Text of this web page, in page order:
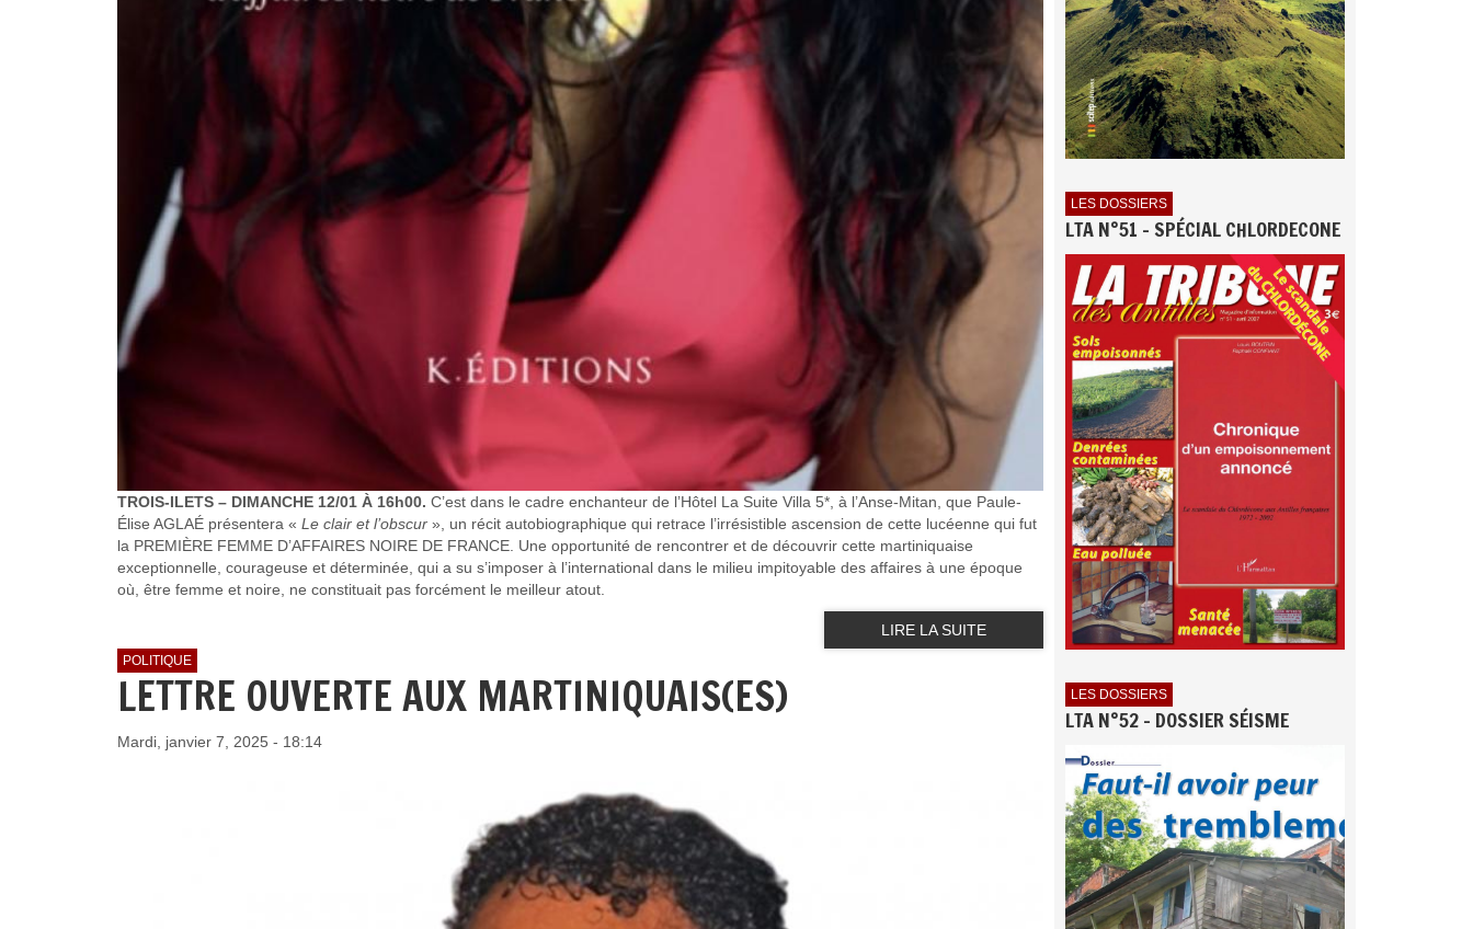
TROIS-ILETS – DIMANCHE 12/01 À 16h00. C’est dans le cadre enchanteur de l’Hôtel La Suite Villa 5*, à l’Anse-Mitan, que Paule-
Élise AGLAÉ présentera « Le clair et l’obscur », un récit autobiographique qui retrace l’irrésistible ascension de cette lucéenne qui fut
la PREMIÈRE FEMME D’AFFAIRES NOIRE DE FRANCE. Une opportunité de rencontrer et de découvrir cette martiniquaise
exceptionnelle, courageuse et déterminée, qui a su s’imposer à l’international dans le milieu impitoyable des affaires à une époque
où, être femme et noire, ne constituait pas forcément le meilleur atout.
LIRE LA SUITE
POLITIQUE
LETTRE OUVERTE AUX MARTINIQUAIS(ES)
Mardi, janvier 7, 2025 - 18:14
LES DOSSIERS
LTA N°51 - SPÉCIAL CHLORDECONE
LES DOSSIERS
LTA N°52 - DOSSIER SÉISME